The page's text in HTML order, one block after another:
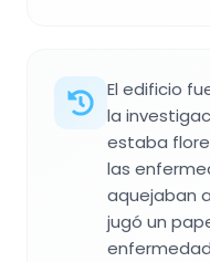
El edificio
la
estaba
las
aquejaban
jugó un